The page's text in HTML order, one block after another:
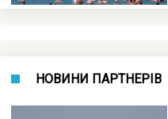
НОВИНИ ПАРТНЕРІВ